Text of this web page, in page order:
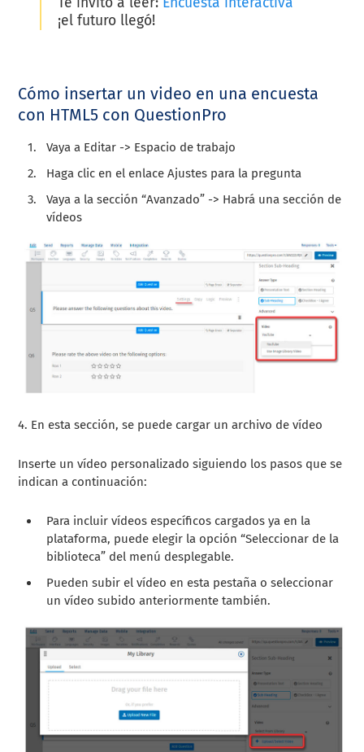
¡el futuro llegó!
Cómo insertar un video en una encuesta
con HTML5 con QuestionPro
Vaya a Editar -> Espacio de trabajo
Haga clic en el enlace Ajustes para la pregunta
Vaya a la sección “Avanzado” -> Habrá una sección de
vídeos
4. En esta sección, se puede cargar un archivo de vídeo
Inserte un vídeo personalizado siguiendo los pasos que se
indican a continuación:
Para incluir vídeos específicos cargados ya en la
plataforma, puede elegir la opción “Seleccionar de la
biblioteca” del menú desplegable.
Pueden subir el vídeo en esta pestaña o seleccionar
un vídeo subido anteriormente también.